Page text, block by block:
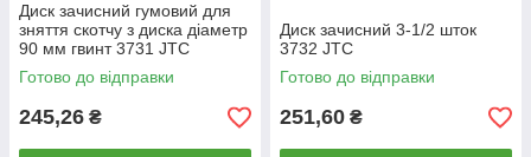
Диск зачисний гумовий для
зняття скотчу з диска діаметр
90 мм гвинт 3731 JTC
Готово до відправки
245,26 ₴
Диск зачисний 3-1/2 шток
3732 JTC
Готово до відправки
251,60 ₴